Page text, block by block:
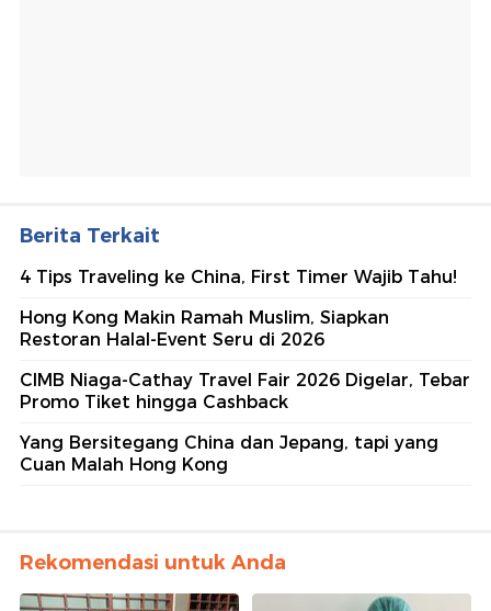
Berita Terkait
4 Tips Traveling ke China, First Timer Wajib Tahu!
Hong Kong Makin Ramah Muslim, Siapkan
Restoran Halal-Event Seru di 2026
CIMB Niaga-Cathay Travel Fair 2026 Digelar, Tebar
Promo Tiket hingga Cashback
Yang Bersitegang China dan Jepang, tapi yang
Cuan Malah Hong Kong
Rekomendasi untuk Anda